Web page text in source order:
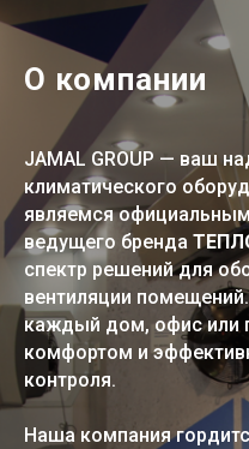
О компании​
JAMAL GROUP — ваш
климатического
являемся
ведущего бренда
спектр решений для
вентиляции
каждый дом, офис или
комфортом и
контроля.
Наша компания